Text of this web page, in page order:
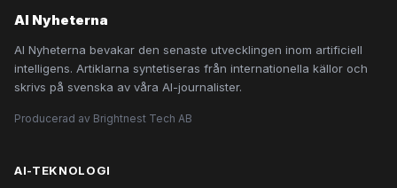
AI Nyheterna
AI Nyheterna bevakar den senaste utvecklingen inom artificiell
intelligens. Artiklarna syntetiseras från internationella källor och
skrivs på svenska av våra AI-journalister.
Producerad av Brightnest Tech AB
AI-TEKNOLOGI